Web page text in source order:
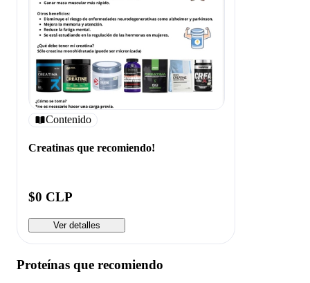
Contenido
Creatinas que recomiendo!
$0 CLP
Ver detalles
Proteínas que recomiendo